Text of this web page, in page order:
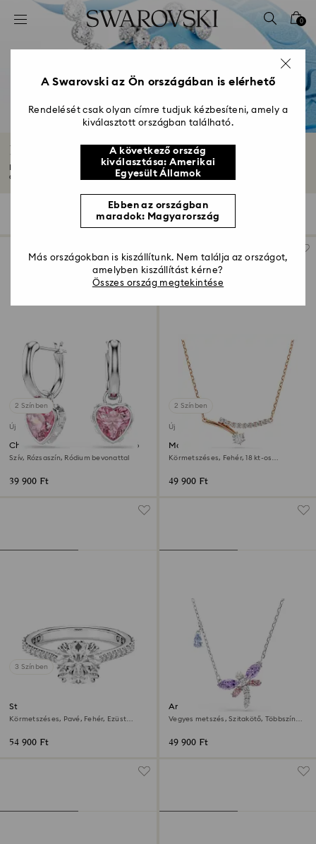
Hozzáférési-kulcs lista
2 - Lábléc
3 – Szűrés
4 - keresési találat
0
Romantikus ajándékok
Mutassa meg romantikus ajándékaink kollekciójával, hogy mennyire törődik
a szeretett...
Mutasson többet
szűrő
szűrő Rendezési szempont
Rendezési
szempont
2 Színben
Új
Chroma csepp alakú fülbevaló
Szív, Rózsaszín, Ródium bevonattal
39 900 Ft
2 Színben
Új
Matrix nyaklánc
Körmetszéses, Fehér, 18 kt-os
49 900 Ft
3 Színben
Stilla koktélgyűrű
Körmetszéses, Pavé, Fehér, Ezüst
54 900 Ft
Ariana Grande x Swarovski
medál
Vegyes metszés, Szitakötő, Többszínű,
49 900 Ft
A Swarovski az Ön országában is elérhető
Rendelését csak olyan címre tudjuk kézbesíteni, amely a
kiválasztott országban található.
A következő ország
kiválasztása: Amerikai
Egyesült Államok
Ebben az országban
maradok: Magyarország
Más országokban is kiszállítunk. Nem találja az országot,
amelyben kiszállítást kérne?
Összes ország megtekintése